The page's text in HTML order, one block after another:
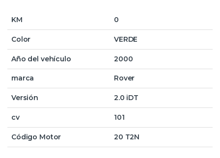
KM 0
Color VERDE
Año del vehículo 2000
marca Rover
Versión 2.0 iDT
cv 101
Código Motor 20 T2N